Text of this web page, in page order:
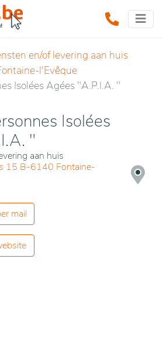
en/of levering aan huis
l'Evêque
Isolées Agées "A.P.I.A. "
Isolées
"
aan huis
15 B-6140 Fontaine-
mail